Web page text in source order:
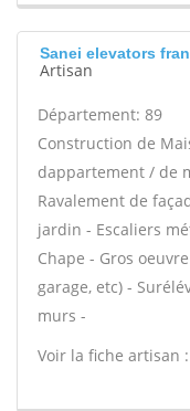
Sanei elevators
Artisan
Département: 89
Construction de
dappartement / de
Ravalement de
jardin - Escaliers
Chape - Gros
garage, etc) -
murs -
Voir la fiche artisan :